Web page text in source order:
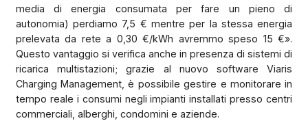
media di energia consumata per fare un pieno di
autonomia) perdiamo 7,5 € mentre per la stessa energia
prelevata da rete a 0,30 €/kWh avremmo speso 15 €».
Questo vantaggio si verifica anche in presenza di sistemi di
ricarica multistazioni; grazie al nuovo software Viaris
Charging Management, è possibile gestire e monitorare in
tempo reale i consumi negli impianti installati presso centri
commerciali, alberghi, condomini e aziende.